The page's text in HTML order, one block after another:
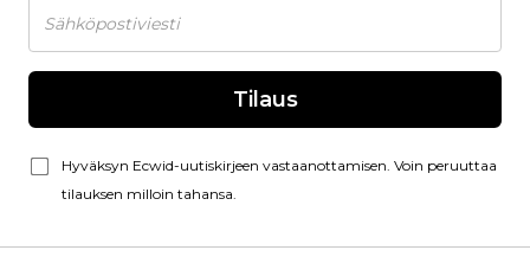
Tilaus
Hyväksyn Ecwid-uutiskirjeen vastaanottamisen. Voin peruuttaa
tilauksen milloin tahansa.